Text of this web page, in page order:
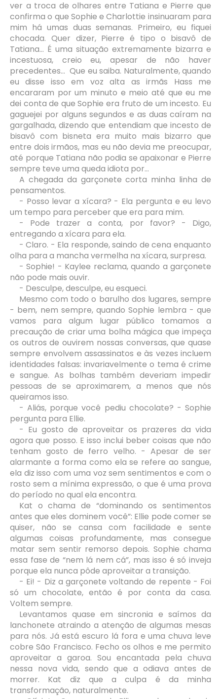
ver a troca de olhares entre Tatiana e Pierre que
confirma o que Sophie e Charlottie insinuaram para
mim há umas duas semanas. Primeiro, eu fiquei
chocada. Quer dizer, Pierre é tipo o bisavô de
Tatiana... É uma situação extremamente bizarra e
incestuosa, creio eu, apesar de não haver
precedentes... Que eu saiba. Naturalmente, quando
eu disse isso em voz alta as irmãs Hass me
encararam por um minuto e meio até que eu me
dei conta de que Sophie era fruto de um incesto. Eu
gaguejei por alguns segundos e as duas caíram na
gargalhada, dizendo que entendiam que incesto de
bisavô com bisneta era muito mais bizarro que
entre dois irmãos, mas eu não devia me preocupar,
até porque Tatiana não podia se apaixonar e Pierre
sempre teve uma queda idiota por...
A chegada da garçonete corta minha linha de
pensamentos.
- Posso levar a xícara? - Ela pergunta e eu levo
um tempo para perceber que era para mim.
- Pode trazer a conta, por favor? - Digo,
entregando a xícara para ela.
- Claro. - Ela responde, saindo de cena enquanto
olha para a mancha vermelha na xícara, surpresa.
- Sophie! - Kaylee reclama, quando a garçonete
não pode mais ouvir.
- Desculpe, desculpe, eu esqueci.
Mesmo com todo o barulho dos lugares, sempre
- bem, nem sempre, quando Sophie lembra - que
vamos para algum lugar público tomamos a
precaução de criar uma bolha mágica que impeça
os outros de ouvirem nossas conversas, que quase
sempre envolvem assassinatos e às vezes incluem
identidades falsas: invariavelmente o tema é crime
e sangue. As bolhas também deveriam impedir
pessoas de se aproximarem, a menos que nós
queiramos isso.
- Aliás, porque você pediu chocolate? - Sophie
pergunta para Ellie.
- Eu gosto de aproveitar os prazeres da vida
agora que posso. E isso inclui beber coisas que não
tenham gosto de ferro velho. - Apesar de ser
alarmante a forma como ela se refere ao sangue,
ela diz isso com uma voz sem sentimentos e com o
rosto sem a mínima expressão, o que é uma prova
do período no qual ela encontra.
Kat o chama de “dominando os sentimentos
antes que eles dominem você”: Ellie pode comer se
quiser, não se cansa com facilidade e sente
algumas coisas profundamente, mas consegue
matar sem sentir remorso depois. Sophie chama
essa fase de “nem lá nem cá”, mas isso é só inveja
porque ela nunca pôde aproveitar a transição.
- Ei! - Diz a garçonete voltando de repente - Foi
só um chocolate, então é por conta da casa.
Voltem sempre.
Levantamos quase em sincronia e saímos da
lanchonete atraindo a atenção de algumas mesas
para nós. Já está escuro lá fora e uma chuva leve
cobre São Francisco. Fecho os olhos e me permito
aproveitar a garoa. Sou encantada pela chuva
nessa nova vida, sendo que a odiava antes de
morrer. Kat diz que a culpa é da minha
transformação, naturalmente.